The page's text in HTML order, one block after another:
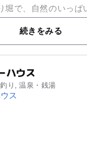
堀で、自然のいっぱ
ます。練りエサを使
が出...続きをみる
ハウス
り, 温泉・銭湯